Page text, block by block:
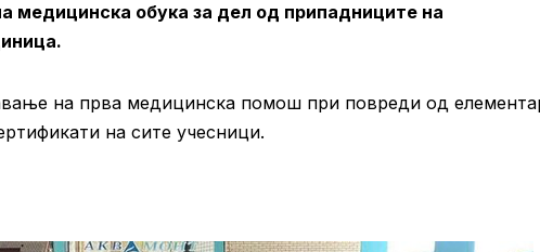
медицинска обука за дел од припадниците на
на прва медицинска помош при повреди од
на сите учесници.